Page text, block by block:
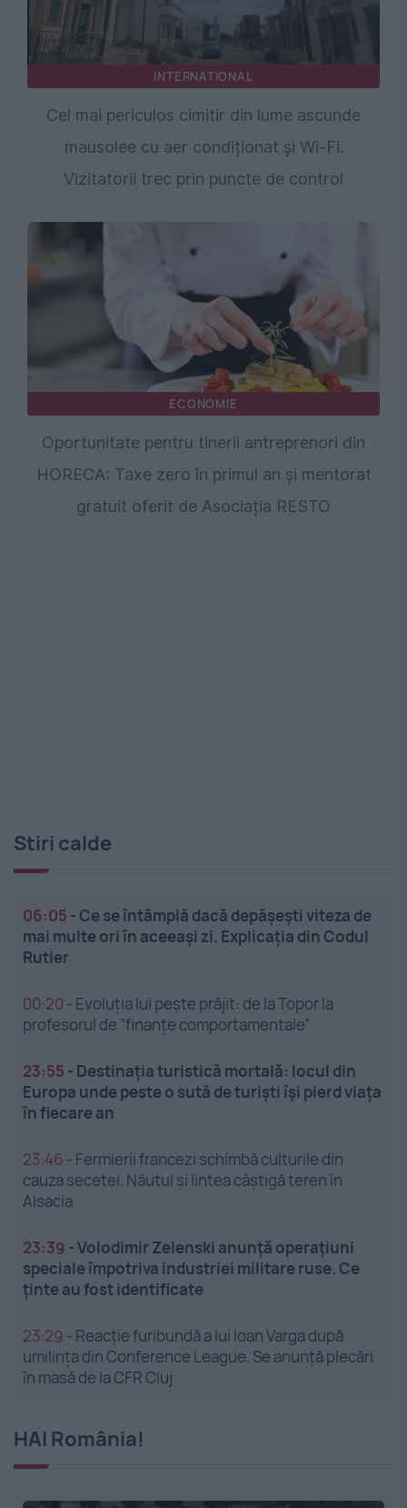
INTERNATIONAL
Cel mai periculos cimitir din lume ascunde
mausolee cu aer condiționat și Wi-Fi.
Vizitatorii trec prin puncte de control
ECONOMIE
Oportunitate pentru tinerii antreprenori din
HORECA: Taxe zero în primul an și mentorat
gratuit oferit de Asociația RESTO
Stiri calde
06:05 -Ce se întâmplă dacă depășești viteza de
mai multe ori în aceeași zi. Explicația din Codul
Rutier
00:20 - Evoluția lui pește prăjit: de la Topor la
profesorul de ”finanțe comportamentale”
23:55 - Destinația turistică mortală: locul din
Europa unde peste o sută de turiști își pierd viața
în fiecare an
23:46 - Fermierii francezi schimbă culturile din
cauza secetei. Năutul și lintea câștigă teren în
Alsacia
23:39 -Volodimir Zelenski anunță operațiuni
speciale împotriva industriei militare ruse. Ce
ținte au fost identificate
23:29 - Reacție furibundă a lui Ioan Varga după
umilința din Conference League. Se anunță plecări
în masă de la CFR Cluj
HAI România!